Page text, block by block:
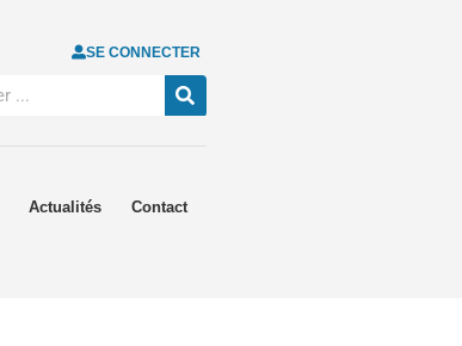
SE CONNECTER
Actualités Contact